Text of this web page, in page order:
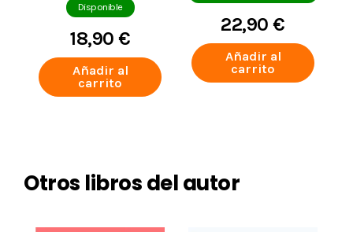
Disponible
18,90 €
Añadir al
carrito
22,90 €
Añadir al
carrito
Otros libros del autor